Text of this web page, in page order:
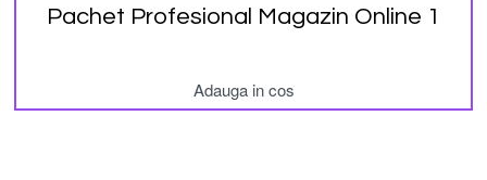
Pachet Profesional Magazin Online 1
Adauga in cos